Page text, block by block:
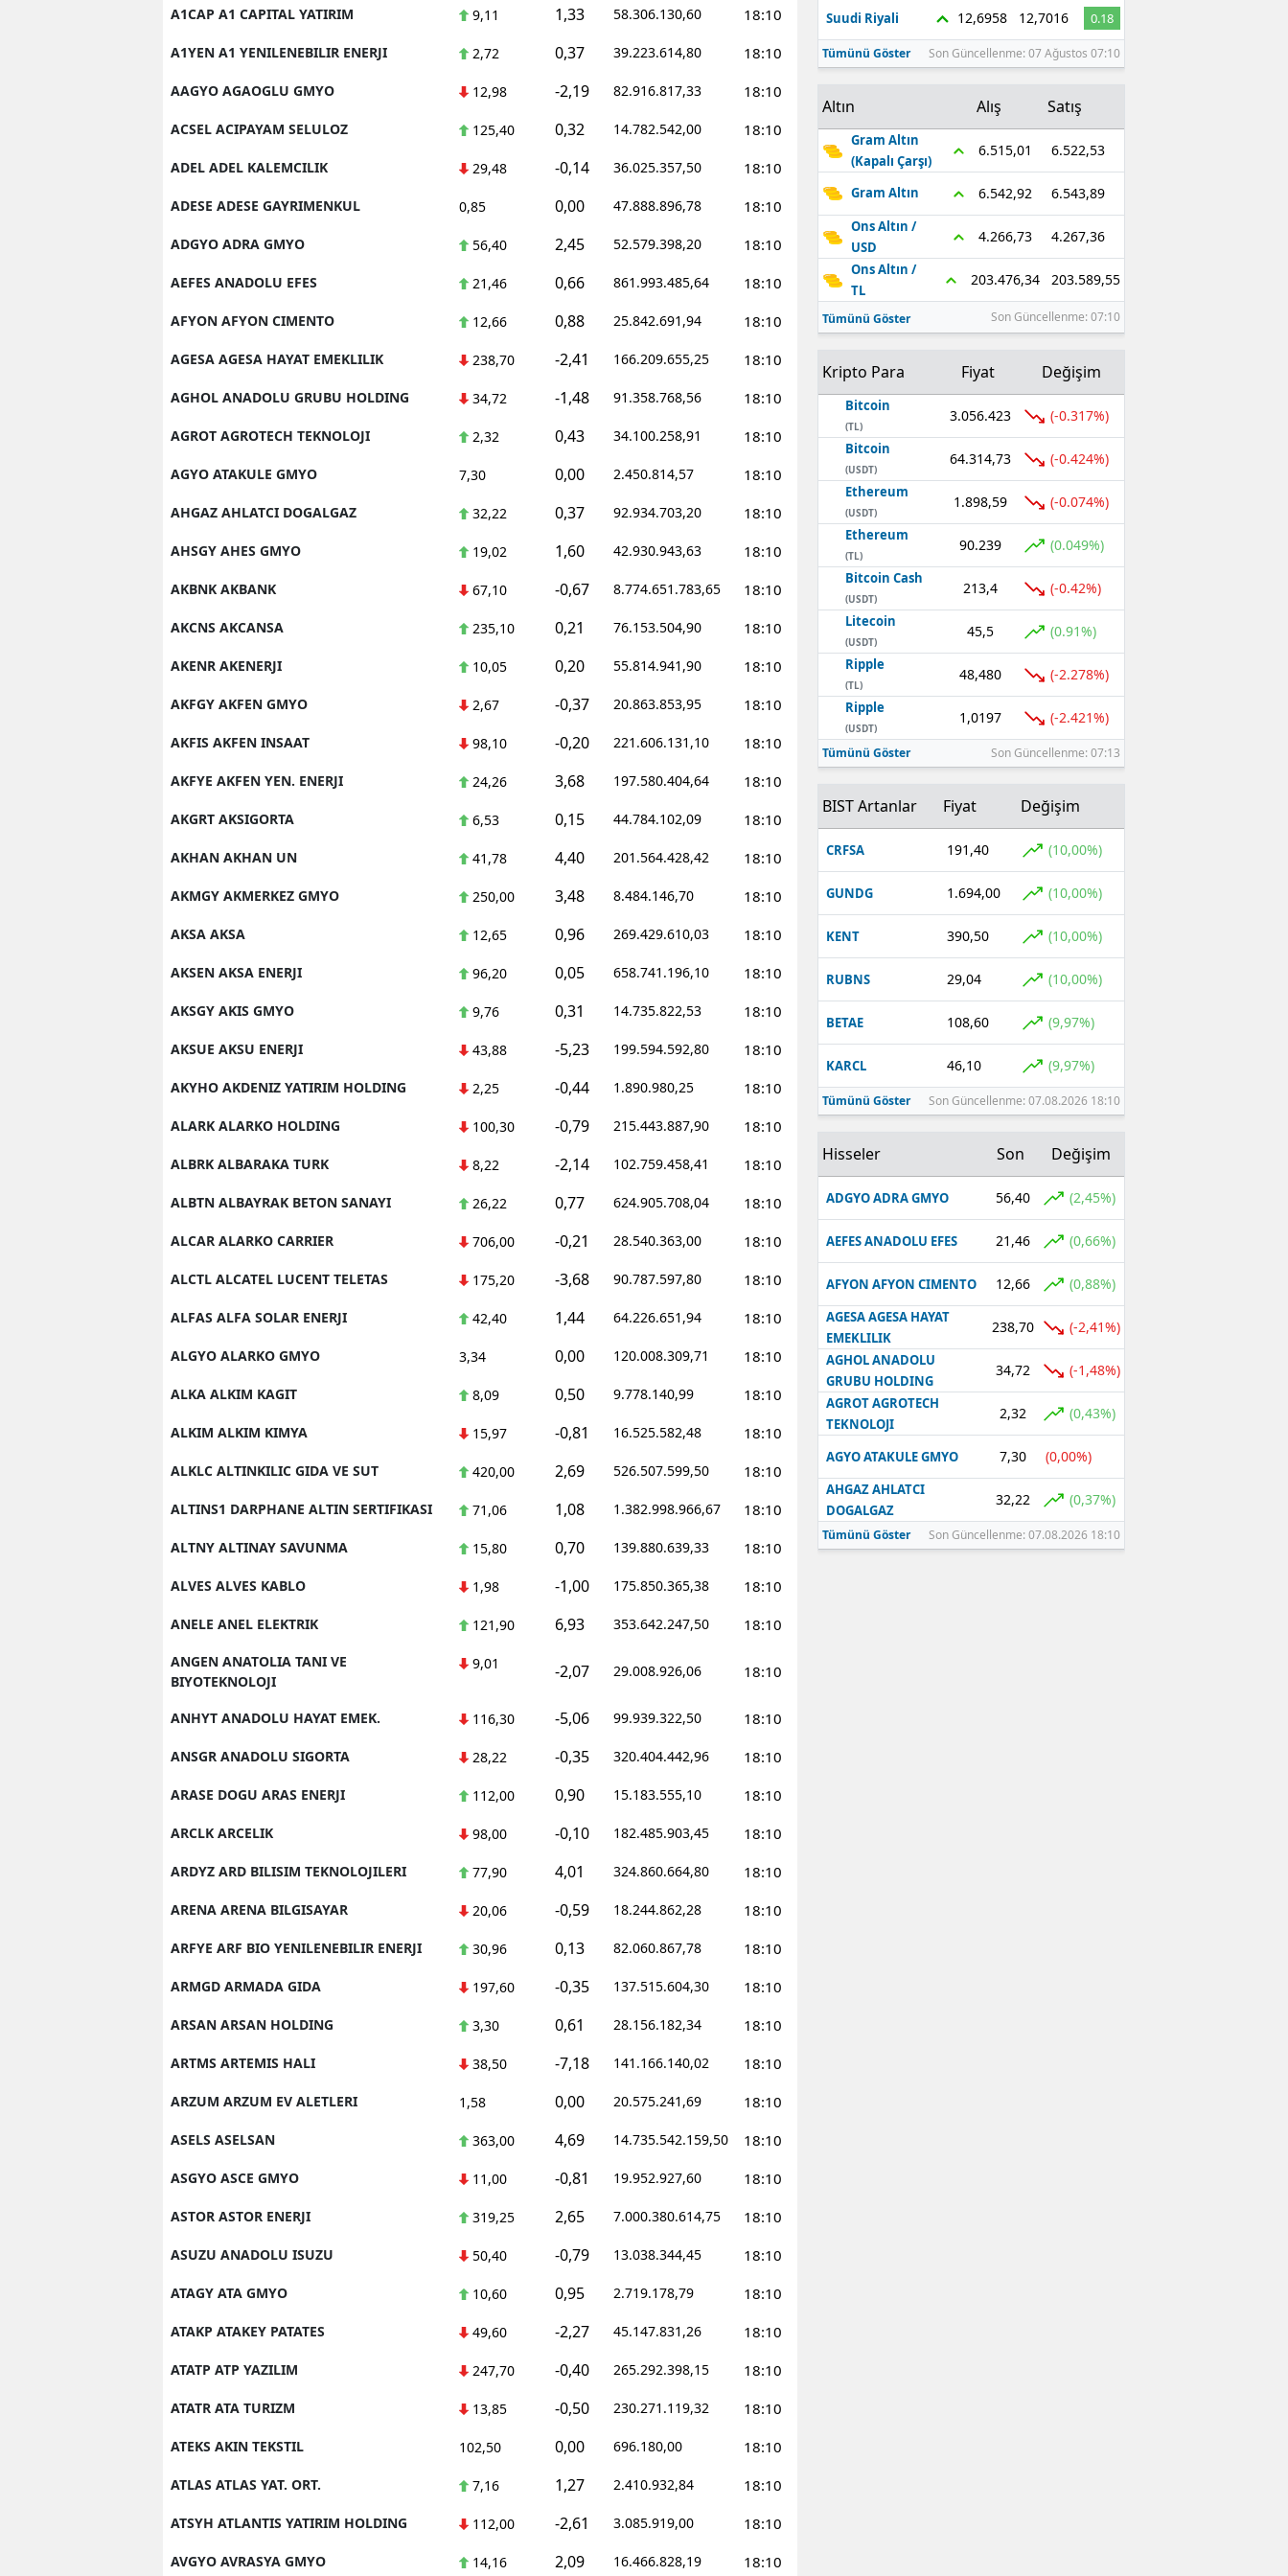
Edirne
Elazığ
Erzincan
Kütahya
Malatya
Manisa
Kahramanmaraş
Mardin
Muğla
Muş
Nevşehir
Niğde
Ordu
Rize
Sakarya
Samsun
Siirt
Sinop
Sivas
Tekirdağ
Tokat
Trabzon
Tunceli
Şanlıurfa
Uşak
Van
Yozgat
Zonguldak
Aksaray
Bayburt
Karaman
Kırıkkale
Batman
Şırnak
Bartın
Ardahan
Iğdır
Yalova
Karabük
Kilis
Osmaniye
Düzce
A1CAP A1 CAPITAL YATIRIM 9,11 1,33 58.306.130,60 18:10
A1YEN A1 YENILENEBILIR ENERJI 2,72 0,37 39.223.614,80 18:10
AAGYO AGAOGLU GMYO 12,98 -2,19 82.916.817,33 18:10
ACSEL ACIPAYAM SELULOZ 125,40 0,32 14.782.542,00 18:10
ADEL ADEL KALEMCILIK 29,48 -0,14 36.025.357,50 18:10
ADESE ADESE GAYRIMENKUL 0,85 0,00 47.888.896,78 18:10
ADGYO ADRA GMYO 56,40 2,45 52.579.398,20 18:10
AEFES ANADOLU EFES 21,46 0,66 861.993.485,64 18:10
AFYON AFYON CIMENTO 12,66 0,88 25.842.691,94 18:10
AGESA AGESA HAYAT EMEKLILIK 238,70 -2,41 166.209.655,25 18:10
AGHOL ANADOLU GRUBU HOLDING 34,72 -1,48 91.358.768,56 18:10
AGROT AGROTECH TEKNOLOJI 2,32 0,43 34.100.258,91 18:10
AGYO ATAKULE GMYO 7,30 0,00 2.450.814,57 18:10
AHGAZ AHLATCI DOGALGAZ 32,22 0,37 92.934.703,20 18:10
AHSGY AHES GMYO 19,02 1,60 42.930.943,63 18:10
AKBNK AKBANK 67,10 -0,67 8.774.651.783,65 18:10
AKCNS AKCANSA 235,10 0,21 76.153.504,90 18:10
AKENR AKENERJI 10,05 0,20 55.814.941,90 18:10
AKFGY AKFEN GMYO 2,67 -0,37 20.863.853,95 18:10
AKFIS AKFEN INSAAT 98,10 -0,20 221.606.131,10 18:10
AKFYE AKFEN YEN. ENERJI 24,26 3,68 197.580.404,64 18:10
AKGRT AKSIGORTA 6,53 0,15 44.784.102,09 18:10
AKHAN AKHAN UN 41,78 4,40 201.564.428,42 18:10
AKMGY AKMERKEZ GMYO 250,00 3,48 8.484.146,70 18:10
AKSA AKSA 12,65 0,96 269.429.610,03 18:10
AKSEN AKSA ENERJI 96,20 0,05 658.741.196,10 18:10
AKSGY AKIS GMYO 9,76 0,31 14.735.822,53 18:10
AKSUE AKSU ENERJI 43,88 -5,23 199.594.592,80 18:10
AKYHO AKDENIZ YATIRIM HOLDING 2,25 -0,44 1.890.980,25 18:10
ALARK ALARKO HOLDING 100,30 -0,79 215.443.887,90 18:10
ALBRK ALBARAKA TURK 8,22 -2,14 102.759.458,41 18:10
ALBTN ALBAYRAK BETON SANAYI 26,22 0,77 624.905.708,04 18:10
ALCAR ALARKO CARRIER 706,00 -0,21 28.540.363,00 18:10
ALCTL ALCATEL LUCENT TELETAS 175,20 -3,68 90.787.597,80 18:10
ALFAS ALFA SOLAR ENERJI 42,40 1,44 64.226.651,94 18:10
ALGYO ALARKO GMYO 3,34 0,00 120.008.309,71 18:10
ALKA ALKIM KAGIT 8,09 0,50 9.778.140,99 18:10
ALKIM ALKIM KIMYA 15,97 -0,81 16.525.582,48 18:10
ALKLC ALTINKILIC GIDA VE SUT 420,00 2,69 526.507.599,50 18:10
ALTINS1 DARPHANE ALTIN SERTIFIKASI 71,06 1,08 1.382.998.966,67 18:10
ALTNY ALTINAY SAVUNMA 15,80 0,70 139.880.639,33 18:10
ALVES ALVES KABLO 1,98 -1,00 175.850.365,38 18:10
ANELE ANEL ELEKTRIK 121,90 6,93 353.642.247,50 18:10
ANGEN ANATOLIA TANI VE
BIYOTEKNOLOJI
9,01 -2,07 29.008.926,06 18:10
ANHYT ANADOLU HAYAT EMEK. 116,30 -5,06 99.939.322,50 18:10
ANSGR ANADOLU SIGORTA 28,22 -0,35 320.404.442,96 18:10
ARASE DOGU ARAS ENERJI 112,00 0,90 15.183.555,10 18:10
ARCLK ARCELIK 98,00 -0,10 182.485.903,45 18:10
ARDYZ ARD BILISIM TEKNOLOJILERI 77,90 4,01 324.860.664,80 18:10
ARENA ARENA BILGISAYAR 20,06 -0,59 18.244.862,28 18:10
ARFYE ARF BIO YENILENEBILIR ENERJI 30,96 0,13 82.060.867,78 18:10
ARMGD ARMADA GIDA 197,60 -0,35 137.515.604,30 18:10
ARSAN ARSAN HOLDING 3,30 0,61 28.156.182,34 18:10
ARTMS ARTEMIS HALI 38,50 -7,18 141.166.140,02 18:10
ARZUM ARZUM EV ALETLERI 1,58 0,00 20.575.241,69 18:10
ASELS ASELSAN 363,00 4,69 14.735.542.159,50 18:10
ASGYO ASCE GMYO 11,00 -0,81 19.952.927,60 18:10
ASTOR ASTOR ENERJI 319,25 2,65 7.000.380.614,75 18:10
ASUZU ANADOLU ISUZU 50,40 -0,79 13.038.344,45 18:10
ATAGY ATA GMYO 10,60 0,95 2.719.178,79 18:10
ATAKP ATAKEY PATATES 49,60 -2,27 45.147.831,26 18:10
ATATP ATP YAZILIM 247,70 -0,40 265.292.398,15 18:10
ATATR ATA TURIZM 13,85 -0,50 230.271.119,32 18:10
ATEKS AKIN TEKSTIL 102,50 0,00 696.180,00 18:10
ATLAS ATLAS YAT. ORT. 7,16 1,27 2.410.932,84 18:10
ATSYH ATLANTIS YATIRIM HOLDING 112,00 -2,61 3.085.919,00 18:10
AVGYO AVRASYA GMYO 14,16 2,09 16.466.828,19 18:10
Suudi Riyali 12,6958 12,7016 0.18
Tümünü Göster Son Güncellenme: 07 Ağustos 07:10
Altın Alış Satış
Gram Altın
(Kapalı Çarşı)
6.515,01 6.522,53
Gram Altın 6.542,92 6.543,89
Ons Altın /
USD
4.266,73 4.267,36
Ons Altın /
TL
203.476,34 203.589,55
Tümünü Göster Son Güncellenme: 07:10
Kripto Para Fiyat Değişim
Bitcoin
(TL)
3.056.423 (-0.317%)
Bitcoin
(USDT)
64.314,73 (-0.424%)
Ethereum
(USDT)
1.898,59 (-0.074%)
Ethereum
(TL)
90.239 (0.049%)
Bitcoin Cash
(USDT)
213,4 (-0.42%)
Litecoin
(USDT)
45,5 (0.91%)
Ripple
(TL)
48,480 (-2.278%)
Ripple
(USDT)
1,0197 (-2.421%)
Tümünü Göster Son Güncellenme: 07:13
BIST Artanlar Fiyat Değişim
CRFSA 191,40 (10,00%)
GUNDG 1.694,00 (10,00%)
KENT 390,50 (10,00%)
RUBNS 29,04 (10,00%)
BETAE 108,60 (9,97%)
KARCL 46,10 (9,97%)
Tümünü Göster Son Güncellenme: 07.08.2026 18:10
Hisseler Son Değişim
ADGYO ADRA GMYO 56,40 (2,45%)
AEFES ANADOLU EFES 21,46 (0,66%)
AFYON AFYON CIMENTO 12,66 (0,88%)
AGESA AGESA HAYAT
EMEKLILIK
238,70 (-2,41%)
AGHOL ANADOLU
GRUBU HOLDING
34,72 (-1,48%)
AGROT AGROTECH
TEKNOLOJI
2,32 (0,43%)
AGYO ATAKULE GMYO 7,30 (0,00%)
AHGAZ AHLATCI
DOGALGAZ
32,22 (0,37%)
Tümünü Göster Son Güncellenme: 07.08.2026 18:10